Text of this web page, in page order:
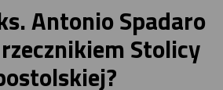
Antonio Spadaro
Stolicy